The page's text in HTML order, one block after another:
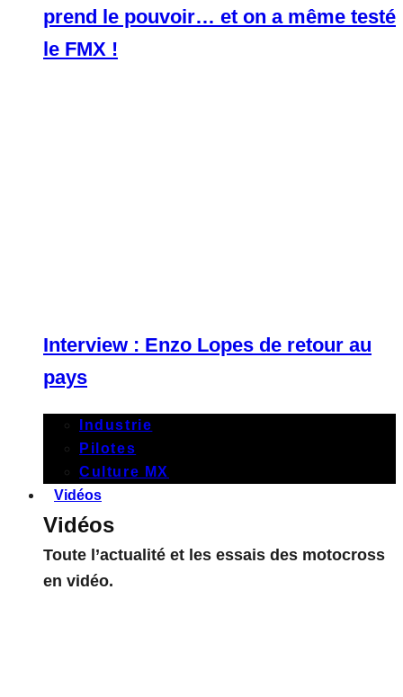
prend le pouvoir… et on a même testé
le FMX !
Interview : Enzo Lopes de retour au
pays
Industrie
Pilotes
Culture MX
Vidéos
Vidéos
Toute l’actualité et les essais des motocross
en vidéo.